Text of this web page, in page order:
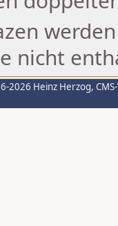
nicht
2026 Heinz Herzog,